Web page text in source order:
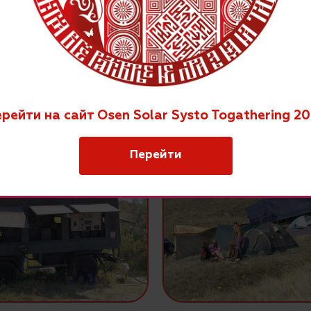
на сайт Osen Solar Systo Togathering
Перейти